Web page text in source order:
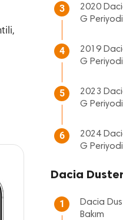
3
2020
G
4
2019
G
5
2023
G
6
2024
G
Dacia
1
Dacia
Bakım